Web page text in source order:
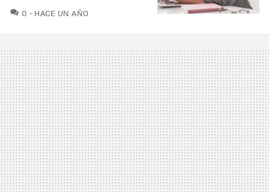
0 COMENTARIOS
HACE UN AÑO